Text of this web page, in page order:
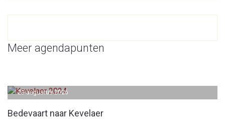
Meer agendapunten
Bedevaart naar Kevelaer
20 augustus 2026